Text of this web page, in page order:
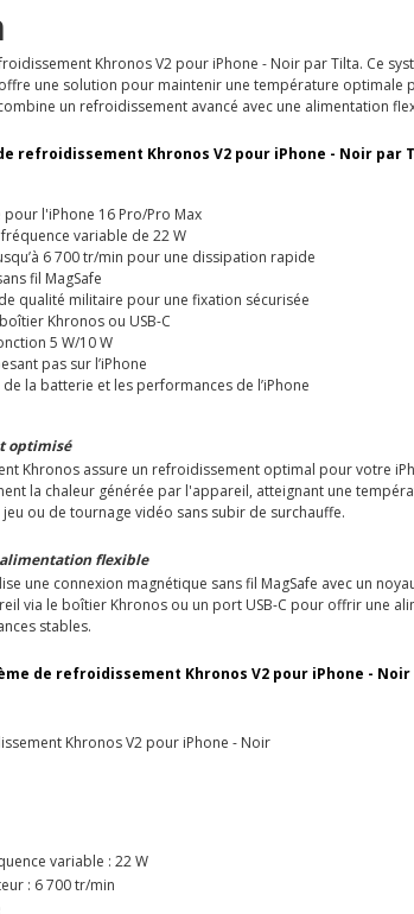
Khronos V2 pour iPhone - Noir par Tilta. Ce
une solution pour maintenir une température
un refroidissement avancé avec une alimentation
refroidissement Khronos V2 pour iPhone - Noir par
l'iPhone 16 Pro/Pro Max
variable de 22 W
6 700 tr/min pour une dissipation rapide
fil MagSafe
qualité militaire pour une fixation sécurisée
Khronos ou USB-C
5 W/10 W
pas sur l’iPhone
la batterie et les performances de l’iPhone
optimisé
Khronos assure un refroidissement optimal pour votre
la chaleur générée par l'appareil, atteignant une
ou de tournage vidéo sans subir de surchauffe.
flexible
une connexion magnétique sans fil MagSafe avec un
via le boîtier Khronos ou un port USB-C pour offrir une
stables.
de refroidissement Khronos V2 pour iPhone -
Khronos V2 pour iPhone - Noir
variable : 22 W
: 6 700 tr/min